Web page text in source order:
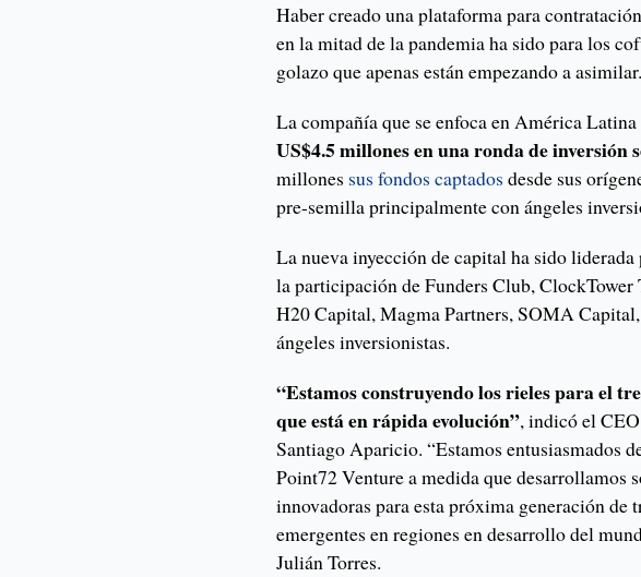
Haber creado una plataforma para
en la mitad de la pandemia ha sido para los
golazo que apenas están empezando a asimilar.
La compañía que se enfoca en América
US$4.5 millones en una ronda de inversión
millones sus fondos captados desde sus
pre-semilla principalmente con ángeles
La nueva inyección de capital ha sido
la participación de Funders Club,
H20 Capital, Magma Partners, SOMA
ángeles inversionistas.
“Estamos construyendo los rieles para el
que está en rápida evolución”, indicó el
Santiago Aparicio. “Estamos entusiasmados
Point72 Venture a medida que desarrollamos
innovadoras para esta próxima generación de
emergentes en regiones en desarrollo del
Julián Torres.